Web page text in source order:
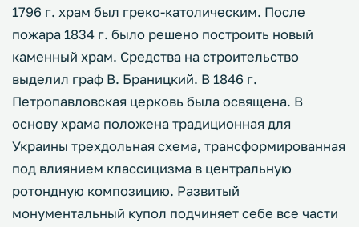
1796 г. храм был греко-католическим. После
пожара 1834 г. было решено построить новый
каменный храм. Средства на строительство
выделил граф В. Браницкий. В 1846 г.
Петропавловская церковь была освящена. В
основу храма положена традиционная для
Украины трехдольная схема, трансформированная
под влиянием классицизма в центральную
ротондную композицию. Развитый
монументальный купол подчиняет себе все части